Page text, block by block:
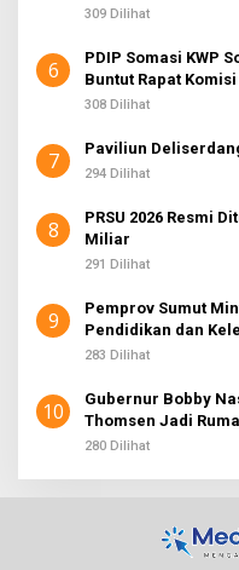
309 Dilihat
6
PDIP Somasi KWP
Buntut Rapat
308 Dilihat
7 Paviliun
294 Dilihat
8
PRSU 2026 Resmi
Miliar
291 Dilihat
9
Pemprov Sumut
Pendidikan dan
Danau Toba
283 Dilihat
10
Gubernur Bobby
Thomsen Jadi
280 Dilihat